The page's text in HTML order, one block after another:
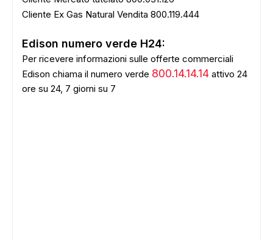
Cliente Ex Gas Natural Vendita 800.119.444
Edison numero verde H24:
Per ricevere informazioni sulle offerte commerciali
Edison chiama il numero verde 800.14.14.14 attivo 24
ore su 24, 7 giorni su 7